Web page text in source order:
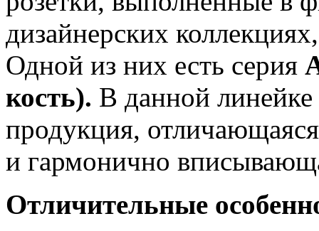
дизайнерских
Одной из них есть серия
кость). В данной линейке
продукция,
и гармонично
Отличительные